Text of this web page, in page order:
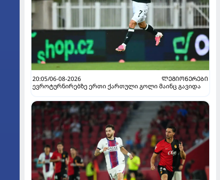
20:05/06-08-2026
ᲚᲔᲒᲘᲝᲜᲔᲠᲔᲑᲘ
ევროტურნირებზე ერთი ქართული გოლი მაინც გავიდა